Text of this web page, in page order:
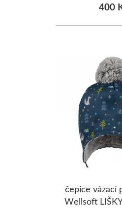
400
čepice vázací
Wellsoft